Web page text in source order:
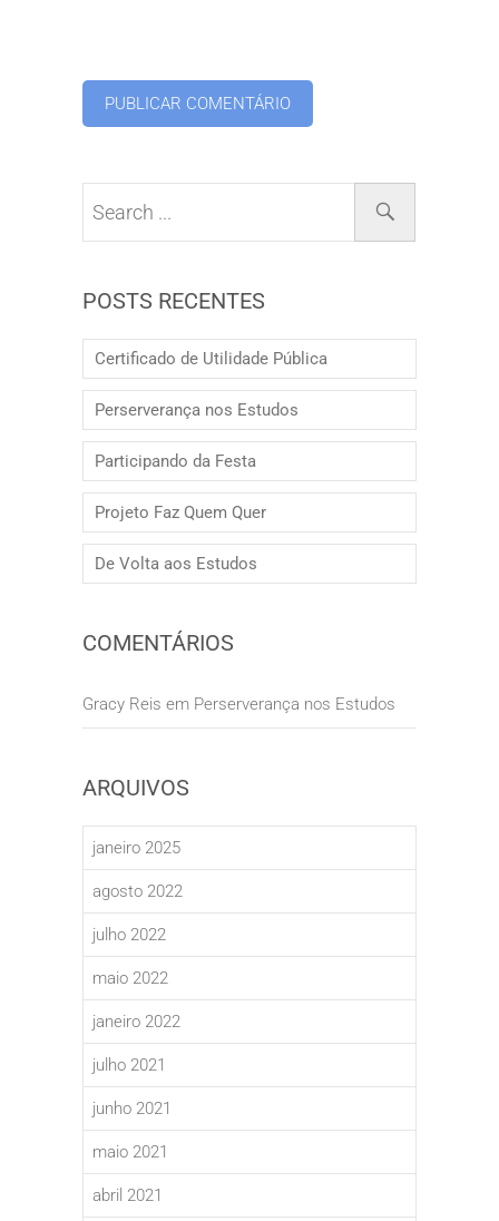
POSTS RECENTES
Certificado de Utilidade Pública
Perserverança nos Estudos
Participando da Festa
Projeto Faz Quem Quer
De Volta aos Estudos
COMENTÁRIOS
Gracy Reis em Perserverança nos Estudos
ARQUIVOS
janeiro 2025
agosto 2022
julho 2022
maio 2022
janeiro 2022
julho 2021
junho 2021
maio 2021
abril 2021